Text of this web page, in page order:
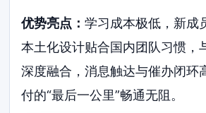
优势亮点：学习成本极低，新成
本土化设计贴合国内团队习惯，
深度融合，消息触达与催办闭环
付的“最后一公里”畅通无阻。